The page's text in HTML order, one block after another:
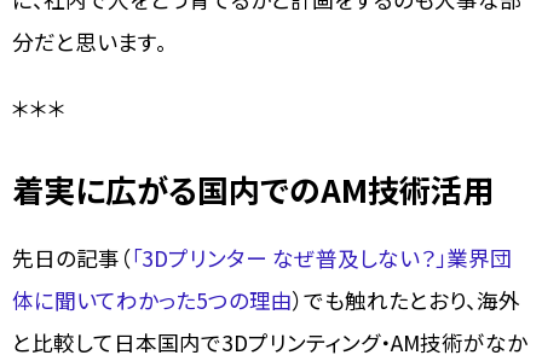
分だと思います。
＊＊＊
着実に広がる国内でのAM技術活用
先日の記事（「3Dプリンター なぜ普及しない？」業界団
体に聞いてわかった5つの理由）でも触れたとおり、海外
と比較して日本国内で3Dプリンティング・AM技術がなか